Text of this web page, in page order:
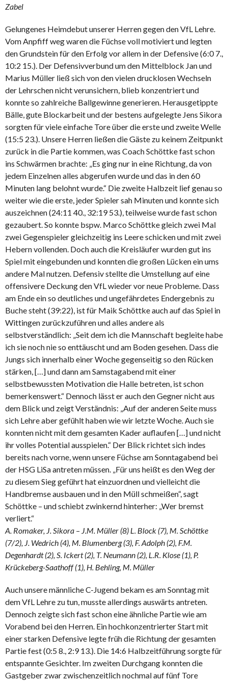
Zabel
Gelungenes Heimdebut unserer Herren gegen den VfL Lehre.
Vom Anpfiff weg waren die Füchse voll motiviert und legten
den Grundstein für den Erfolg vor allem in der Defensive (6:0 7.,
10:2 15.). Der Defensivverbund um den Mittelblock Jan und
Marius Müller ließ sich von den vielen drucklosen Wechseln
der Lehrschen nicht verunsichern, blieb konzentriert und
konnte so zahlreiche Ballgewinne generieren. Herausgetippte
Bälle, gute Blockarbeit und der bestens aufgelegte Jens Sikora
sorgten für viele einfache Tore über die erste und zweite Welle
(15:5 23.). Unsere Herren ließen die Gäste zu keinem Zeitpunkt
zurück in die Partie kommen, was Coach Schöttke fast schon
ins Schwärmen brachte: „Es ging nur in eine Richtung, da von
jedem Einzelnen alles abgerufen wurde und das in den 60
Minuten lang belohnt wurde.“ Die zweite Halbzeit lief genau so
weiter wie die erste, jeder Spieler sah Minuten und konnte sich
auszeichnen (24:11 40., 32:19 53.), teilweise wurde fast schon
gezaubert. So konnte bspw. Marco Schöttke gleich zwei Mal
zwei Gegenspieler gleichzeitig ins Leere schicken und mit zwei
Hebern vollenden. Doch auch die Kreisläufer wurden gut ins
Spiel mit eingebunden und konnten die großen Lücken ein ums
andere Mal nutzen. Defensiv stellte die Umstellung auf eine
offensivere Deckung den VfL wieder vor neue Probleme. Dass
am Ende ein so deutliches und ungefährdetes Endergebnis zu
Buche steht (39:22), ist für Maik Schöttke auch auf das Spiel in
Wittingen zurückzuführen und alles andere als
selbstverständlich: „Seit dem ich die Mannschaft begleite habe
ich sie noch nie so enttäuscht und am Boden gesehen. Dass die
Jungs sich innerhalb einer Woche gegenseitig so den Rücken
stärken, […] und dann am Samstagabend mit einer
selbstbewussten Motivation die Halle betreten, ist schon
bemerkenswert.“ Dennoch lässt er auch den Gegner nicht aus
dem Blick und zeigt Verständnis: „Auf der anderen Seite muss
sich Lehre aber gefühlt haben wie wir letzte Woche. Auch sie
konnten nicht mit dem gesamten Kader auflaufen […] und nicht
ihr volles Potential ausspielen.“ Der Blick richtet sich indes
bereits nach vorne, wenn unsere Füchse am Sonntagabend bei
der HSG LiSa antreten müssen. „Für uns heißt es den Weg der
zu diesem Sieg geführt hat einzuordnen und vielleicht die
Handbremse ausbauen und in den Müll schmeißen“, sagt
Schöttke – und schiebt zwinkernd hinterher: „Wer bremst
verliert.“
A. Romaker, J. Sikora – J.M. Müller (8) L. Block (7), M. Schöttke
(7/2), J. Wedrich (4), M. Blumenberg (3), F. Adolph (2), F.M.
Degenhardt (2), S. Ickert (2), T. Neumann (2), L.R. Klose (1), P.
Krückeberg-Saathoff (1), H. Behling, M. Müller
Auch unsere männliche C-Jugend bekam es am Sonntag mit
dem VfL Lehre zu tun, musste allerdings auswärts antreten.
Dennoch zeigte sich fast schon eine ähnliche Partie wie am
Vorabend bei den Herren. Ein hochkonzentrierter Start mit
einer starken Defensive legte früh die Richtung der gesamten
Partie fest (0:5 8., 2:9 13.). Die 14:6 Halbzeitführung sorgte für
entspannte Gesichter. Im zweiten Durchgang konnten die
Gastgeber zwar zwischenzeitlich nochmal auf fünf Tore